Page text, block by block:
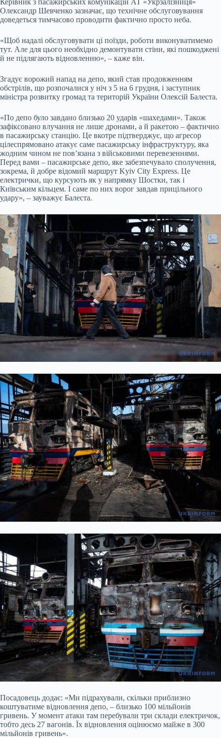
Олександр Шевченко зазначає, що технічне обслуговування
доведеться тимчасово проводити фактично просто неба.
«Щоб надалі обслуговувати ці поїзди, роботи виконуватимемо
тут. Але для цього необхідно демонтувати стіни, які пошкоджені
й не підлягають відновленню», – каже він.
Згадує ворожий напад на депо, який став продовженням
обстрілів, що розпочалися у ніч з 5 на 6 грудня, і заступник
міністра розвитку громад та територій України Олексій Балеста.
«По депо було завдано близько 20 ударів «шахедами». Також
зафіксовано влучання не лише дронами, а й ракетою – фактично
в пасажирську станцію. Це вкотре підтверджує, що агресор
цілеспрямовано атакує саме пасажирську інфраструктуру, яка
жодним чином не пов’язана з військовими перевезеннями.
Перед вами – пасажирське депо, яке забезпечувало сполучення,
зокрема, й добре відомий маршрут Kyiv City Express. Це
електрички, що курсують як у напрямку Шостки, так і
Київським кільцем. І саме по них ворог завдав прицільного
удару», – зауважує Балеста.
Посадовець додає: «Ми підрахували, скільки приблизно
коштуватиме відновлення депо, – близько 100 мільйонів
гривень. У момент атаки там перебували три склади електричок,
тобто десь 27 вагонів. Їх відновлення оцінюємо майже в 300
мільйонів гривень».